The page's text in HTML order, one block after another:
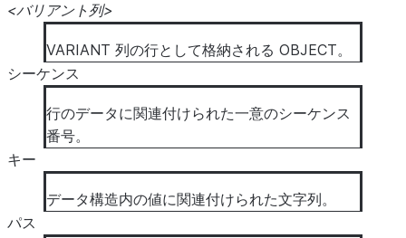
<バリアント列>
VARIANT 列の行として格納される OBJECT。
シーケンス
行のデータに関連付けられた一意のシーケンス
番号。
キー
データ構造内の値に関連付けられた文字列。
パス